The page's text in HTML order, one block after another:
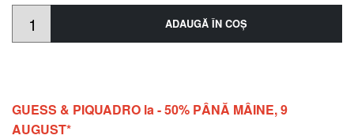
ADAUGĂ ÎN COŞ
GUESS & PIQUADRO la - 50% PÂNĂ MÂINE, 9
AUGUST*